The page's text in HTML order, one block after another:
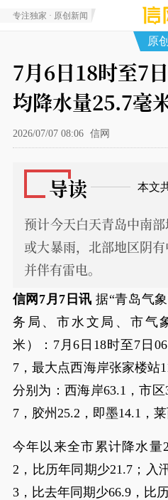
专注独家 · 原创新闻
原创
7月6日18时至7
均降水量25.7毫
2026/07/07 08:06 信网
导读 本文
预计今天白天青岛中南
或大暴雨，北部地区阴有
并伴有雷电。
信网7月7日讯 据“青岛气
务局、市水文局、市气
米）：7月6日18时至7日
7，最大点西海岸张家楼站
分别为：西海岸63.1，市
7，胶州25.2，即墨14.1，莱
今年以来全市累计降水量
2，比历年同期少21.7；入
3，比去年同期少66.9，比